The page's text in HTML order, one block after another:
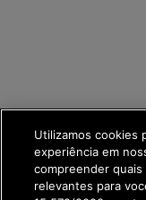
Utilizamos cookies
experiência em
compreender
relevantes para